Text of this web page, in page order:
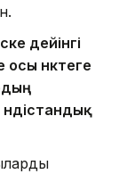
дейінгі
осы нүктеге